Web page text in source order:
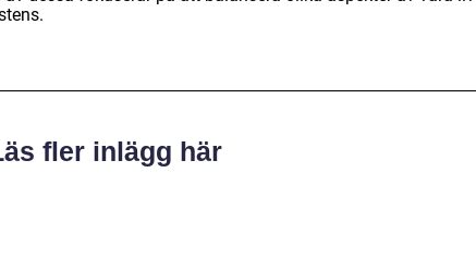
fler inlägg här